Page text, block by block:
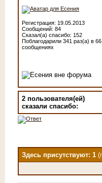
Регистрация: 19.05.2013
Сообщений: 84
Сказал(а) спасибо: 152
Поблагодарили 341 раз(а) в 66
сообщениях
2 пользователя(ей)
сказали cпасибо:
Здесь присутствуют: 1